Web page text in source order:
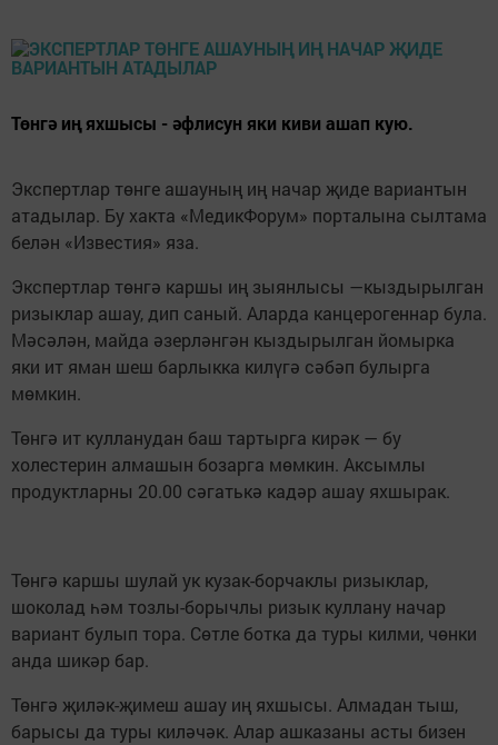
Төнгә иң яхшысы - әфлисун яки киви ашап кую.
Экспертлар төнге ашауның иң начар җиде вариантын
атадылар. Бу хакта «МедикФорум» порталына сылтама
белән «Известия» яза.
Экспертлар төнгә каршы иң зыянлысы —кыздырылган
ризыклар ашау, дип саный. Аларда канцерогеннар була.
Мәсәлән, майда әзерләнгән кыздырылган йомырка
яки ит яман шеш барлыкка килүгә сәбәп булырга
мөмкин.
Төнгә ит кулланудан баш тартырга кирәк — бу
холестерин алмашын бозарга мөмкин. Аксымлы
продуктларны 20.00 сәгатькә кадәр ашау яхшырак.
Төнгә каршы шулай ук кузак-борчаклы ризыклар,
шоколад һәм тозлы-борычлы ризык куллану начар
вариант булып тора. Сөтле ботка да туры килми, чөнки
анда шикәр бар.
Төнгә җиләк-җимеш ашау иң яхшысы. Алмадан тыш,
барысы да туры киләчәк. Алар ашказаны асты бизен